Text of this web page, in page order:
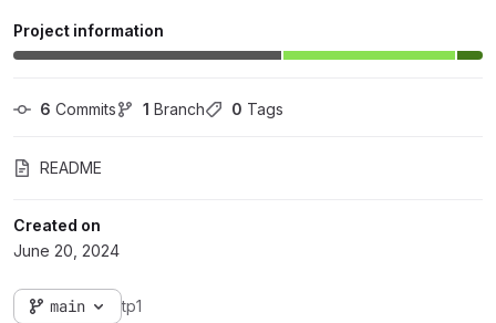
Project information
6 Commits 1 Branch 0 Tags
README
Created on
June 20, 2024
main tp1